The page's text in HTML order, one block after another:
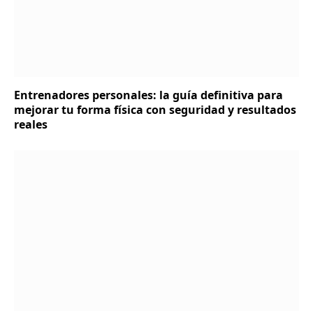
Entrenadores personales: la guía definitiva para
mejorar tu forma física con seguridad y resultados
reales